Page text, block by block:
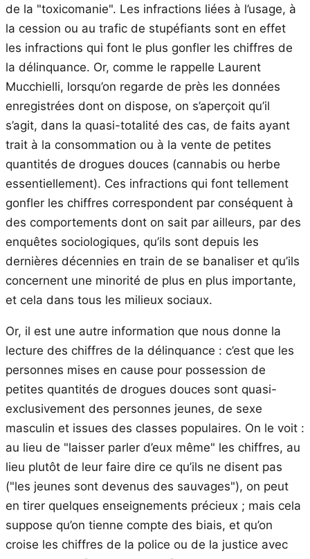
de la "toxicomanie". Les infractions liées à l’usage, à
la cession ou au trafic de stupéfiants sont en effet
les infractions qui font le plus gonfler les chiffres de
la délinquance. Or, comme le rappelle Laurent
Mucchielli, lorsqu’on regarde de près les données
enregistrées dont on dispose, on s’aperçoit qu’il
s’agit, dans la quasi-totalité des cas, de faits ayant
trait à la consommation ou à la vente de petites
quantités de drogues douces (cannabis ou herbe
essentiellement). Ces infractions qui font tellement
gonfler les chiffres correspondent par conséquent à
des comportements dont on sait par ailleurs, par des
enquêtes sociologiques, qu’ils sont depuis les
dernières décennies en train de se banaliser et qu’ils
concernent une minorité de plus en plus importante,
et cela dans tous les milieux sociaux.
Or, il est une autre information que nous donne la
lecture des chiffres de la délinquance : c’est que les
personnes mises en cause pour possession de
petites quantités de drogues douces sont quasi-
exclusivement des personnes jeunes, de sexe
masculin et issues des classes populaires. On le voit :
au lieu de "laisser parler d’eux même" les chiffres, au
lieu plutôt de leur faire dire ce qu’ils ne disent pas
("les jeunes sont devenus des sauvages"), on peut
en tirer quelques enseignements précieux ; mais cela
suppose qu’on tienne compte des biais, et qu’on
croise les chiffres de la police ou de la justice avec